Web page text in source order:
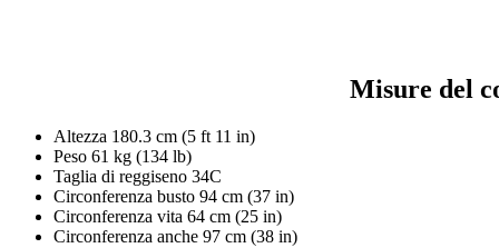
Misure del
Altezza 180.3 cm (5 ft 11 in)
Peso 61 kg (134 lb)
Taglia di reggiseno 34C
Circonferenza busto 94 cm (37 in)
Circonferenza vita 64 cm (25 in)
Circonferenza anche 97 cm (38 in)